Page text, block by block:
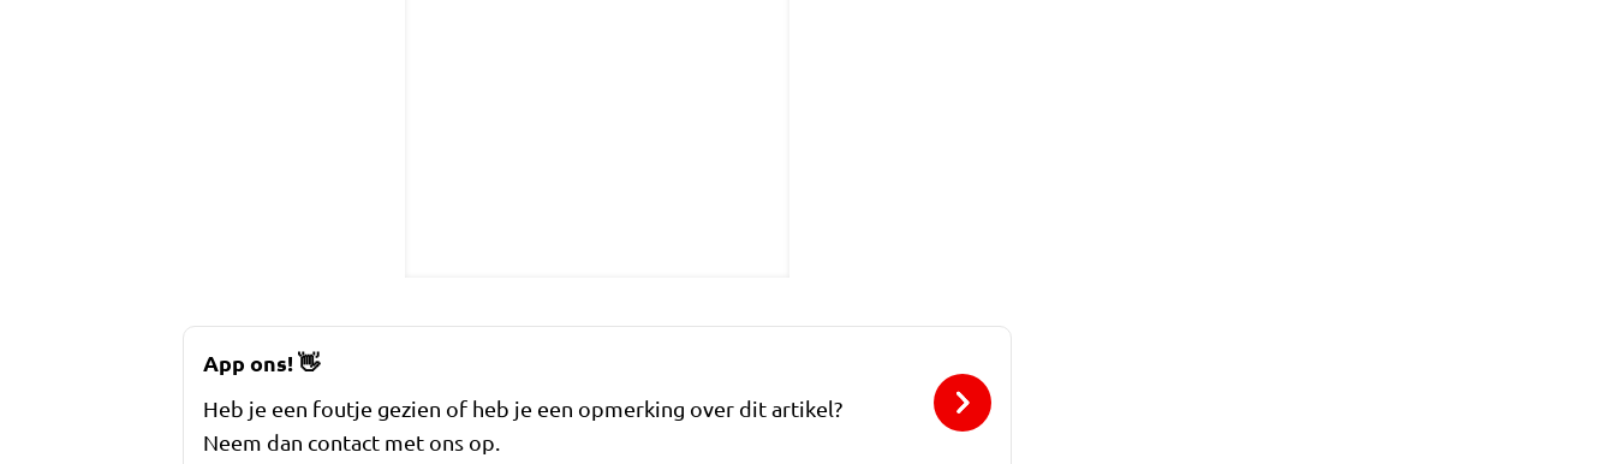
App ons!👋
Heb je een foutje gezien of heb je een opmerking over dit artikel?
Neem dan contact met ons op.